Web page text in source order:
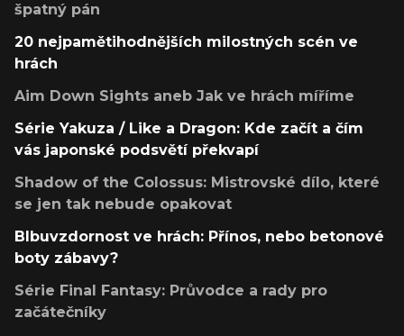
špatný pán
20 nejpamětihodnějších milostných scén ve
hrách
Aim Down Sights aneb Jak ve hrách míříme
Série Yakuza / Like a Dragon: Kde začít a čím
vás japonské podsvětí překvapí
Shadow of the Colossus: Mistrovské dílo, které
se jen tak nebude opakovat
Blbuvzdornost ve hrách: Přínos, nebo betonové
boty zábavy?
Série Final Fantasy: Průvodce a rady pro
začátečníky